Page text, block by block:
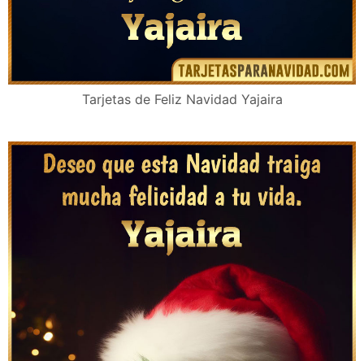
Tarjetas de Feliz Navidad Yajaira